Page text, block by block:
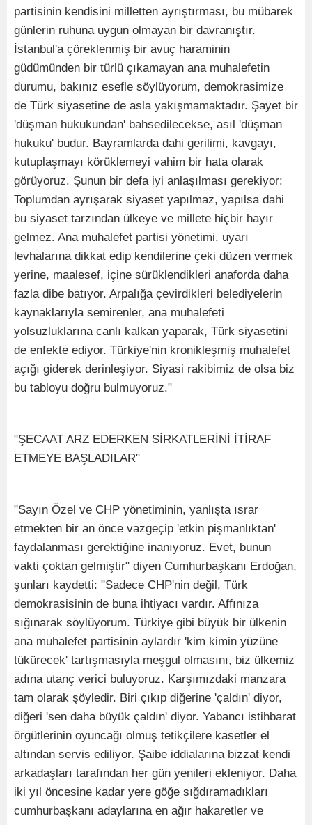
partisinin kendisini milletten ayrıştırması, bu mübarek
günlerin ruhuna uygun olmayan bir davranıştır.
İstanbul'a çöreklenmiş bir avuç haraminin
güdümünden bir türlü çıkamayan ana muhalefetin
durumu, bakınız esefle söylüyorum, demokrasimize
de Türk siyasetine de asla yakışmamaktadır. Şayet bir
'düşman hukukundan' bahsedilecekse, asıl 'düşman
hukuku' budur. Bayramlarda dahi gerilimi, kavgayı,
kutuplaşmayı körüklemeyi vahim bir hata olarak
görüyoruz. Şunun bir defa iyi anlaşılması gerekiyor:
Toplumdan ayrışarak siyaset yapılmaz, yapılsa dahi
bu siyaset tarzından ülkeye ve millete hiçbir hayır
gelmez. Ana muhalefet partisi yönetimi, uyarı
levhalarına dikkat edip kendilerine çeki düzen vermek
yerine, maalesef, içine sürüklendikleri anaforda daha
fazla dibe batıyor. Arpalığa çevirdikleri belediyelerin
kaynaklarıyla semirenler, ana muhalefeti
yolsuzluklarına canlı kalkan yaparak, Türk siyasetini
de enfekte ediyor. Türkiye'nin kronikleşmiş muhalefet
açığı giderek derinleşiyor. Siyasi rakibimiz de olsa biz
bu tabloyu doğru bulmuyoruz."
"ŞECAAT ARZ EDERKEN SİRKATLERİNİ İTİRAF
ETMEYE BAŞLADILAR"
"Sayın Özel ve CHP yönetiminin, yanlışta ısrar
etmekten bir an önce vazgeçip 'etkin pişmanlıktan'
faydalanması gerektiğine inanıyoruz. Evet, bunun
vakti çoktan gelmiştir" diyen Cumhurbaşkanı Erdoğan,
şunları kaydetti: "Sadece CHP'nin değil, Türk
demokrasisinin de buna ihtiyacı vardır. Affınıza
sığınarak söylüyorum. Türkiye gibi büyük bir ülkenin
ana muhalefet partisinin aylardır 'kim kimin yüzüne
tükürecek' tartışmasıyla meşgul olmasını, biz ülkemiz
adına utanç verici buluyoruz. Karşımızdaki manzara
tam olarak şöyledir. Biri çıkıp diğerine 'çaldın' diyor,
diğeri 'sen daha büyük çaldın' diyor. Yabancı istihbarat
örgütlerinin oyuncağı olmuş tetikçilere kasetler el
altından servis ediliyor. Şaibe iddialarına bizzat kendi
arkadaşları tarafından her gün yenileri ekleniyor. Daha
iki yıl öncesine kadar yere göğe sığdıramadıkları
cumhurbaşkanı adaylarına en ağır hakaretler ve